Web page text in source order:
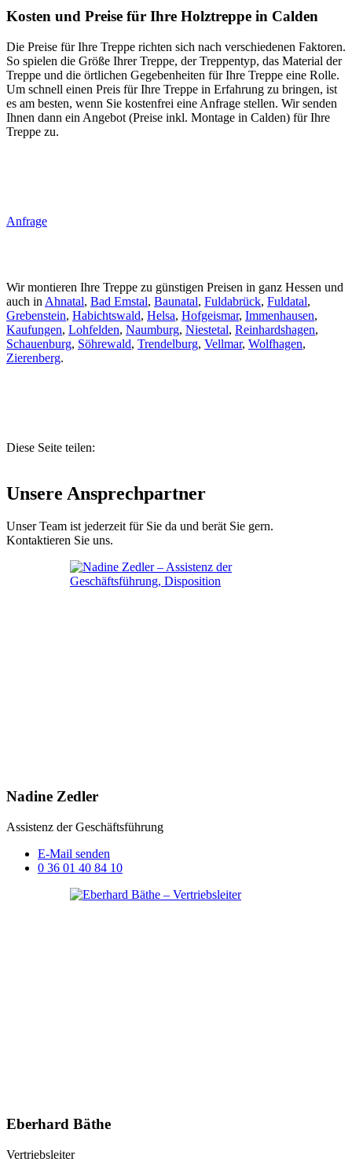
Kosten und Preise für Ihre Holztreppe in Calden
Die Preise für Ihre Treppe richten sich nach verschiedenen Faktoren.
So spielen die Größe Ihrer Treppe, der Treppentyp, das Material der
Treppe und die örtlichen Gegebenheiten für Ihre Treppe eine Rolle.
Um schnell einen Preis für Ihre Treppe in Erfahrung zu bringen, ist
es am besten, wenn Sie kostenfrei eine Anfrage stellen. Wir senden
Ihnen dann ein Angebot (Preise inkl. Montage in Calden) für Ihre
Treppe zu.
Anfrage
Wir montieren Ihre Treppe zu günstigen Preisen in ganz Hessen und
auch in Ahnatal, Bad Emstal, Baunatal, Fuldabrück, Fuldatal,
Grebenstein, Habichtswald, Helsa, Hofgeismar, Immenhausen,
Kaufungen, Lohfelden, Naumburg, Niestetal, Reinhardshagen,
Schauenburg, Söhrewald, Trendelburg, Vellmar, Wolfhagen,
Zierenberg.
Diese Seite teilen:
Unsere Ansprechpartner
Unser Team ist jederzeit für Sie da und berät Sie gern.
Kontaktieren Sie uns.
Nadine Zedler
Assistenz der Geschäftsführung
E-Mail senden
0 36 01 40 84 10
Eberhard Bäthe
Vertriebsleiter